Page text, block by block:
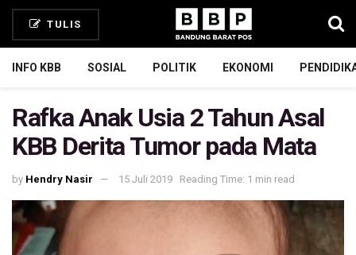
TULIS
INFO KBB SOSIAL POLITIK EKONOMI
Rafka Anak Usia 2 Tahun Asal
KBB Derita Tumor pada Mata
by Hendry Nasir 15 Juli 2019 Reading Time: 1 min read